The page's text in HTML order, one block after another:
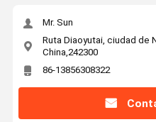
Mr. Sun
Ruta Diaoyutai, ciudad de
China,242300
86-13856308322